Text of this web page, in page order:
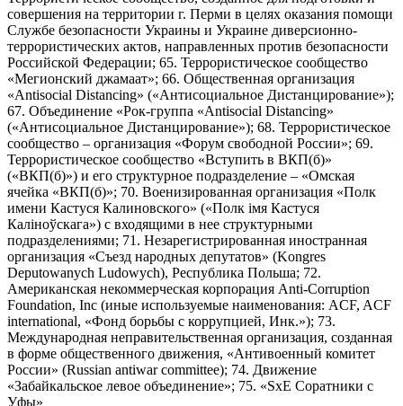
совершения на территории г. Перми в целях оказания помощи
Службе безопасности Украины и Украине диверсионно-
террористических актов, направленных против безопасности
Российской Федерации; 65. Террористическое сообщество
«Мегионский джамаат»; 66. Общественная организация
«Antisocial Distancing» («Антисоциальное Дистанцирование»);
67. Объединение «Рок-группа «Antisocial Distancing»
(«Антисоциальное Дистанцирование»); 68. Террористическое
сообщество – организация «Форум свободной России»; 69.
Террористическое сообщество «Вступить в ВКП(б)»
(«ВКП(б)») и его структурное подразделение – «Омская
ячейка «ВКП(б)»; 70. Военизированная организация «Полк
имени Кастуся Калиновского» («Полк iмя Кастуся
Калiноўскага») с входящими в нее структурными
подразделениями; 71. Незарегистрированная иностранная
организация «Съезд народных депутатов» (Kongres
Deputowanych Ludowych), Республика Польша; 72.
Американская некоммерческая корпорация Anti-Corruption
Foundation, Inc (иные используемые наименования: ACF, ACF
international, «Фонд борьбы с коррупцией, Инк.»); 73.
Международная неправительственная организация, созданная
в форме общественного движения, «Антивоенный комитет
России» (Russian antiwar committee); 74. Движение
«Забайкальское левое объединение»; 75. «SxE Соратники с
Уфы»